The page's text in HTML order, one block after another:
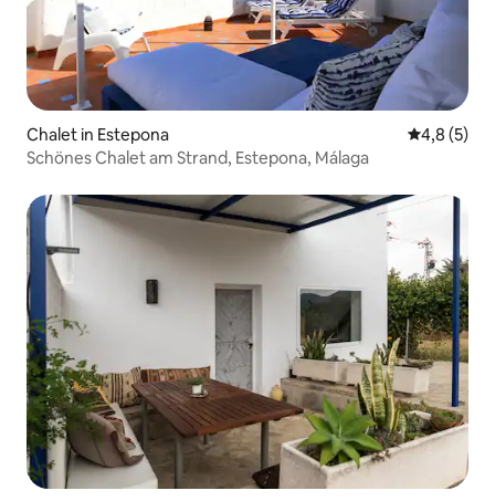
Chalet in Estepona
4,8 (5)
Schönes Chalet am Strand, Estepona, Málaga